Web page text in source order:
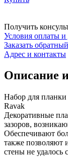
Получить
Условия оплаты и
Заказать
Адрес и контакты
Описание
Набор для
Ravak
Декоративные
зазоров,
Обеспечивают
также позволяют
стены не удалось